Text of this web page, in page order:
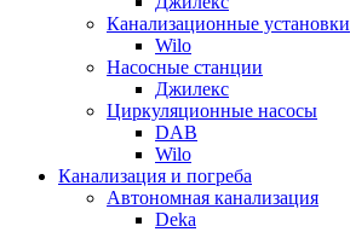
Канализационные установки
Wilo
Насосные станции
Джилекс
Циркуляционные насосы
DAB
Wilo
Канализация и погреба
Автономная канализация
Deka